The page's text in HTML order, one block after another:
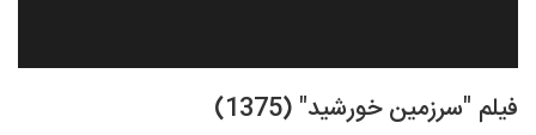
فیلم "سرزمین خورشید" (1375)